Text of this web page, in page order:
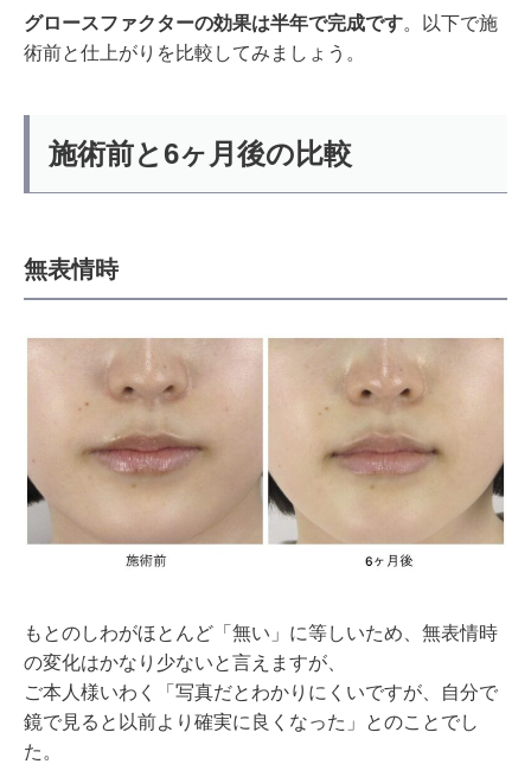
グロースファクターの効果は半年で完成です。以下で施
術前と仕上がりを比較してみましょう。
施術前と6ヶ月後の比較
無表情時
もとのしわがほとんど「無い」に等しいため、無表情時
の変化はかなり少ないと言えますが、
ご本人様いわく「写真だとわかりにくいですが、自分で
鏡で見ると以前より確実に良くなった」とのことでし
た。